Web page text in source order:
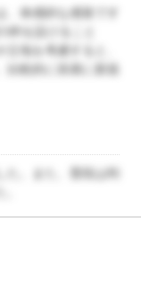
体感的な感覚です
を設けること
地を考慮すると、
較的に容易に新規
。また、普段は利